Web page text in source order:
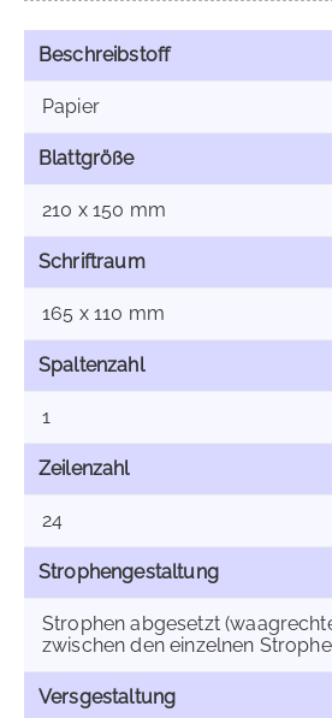
Beschreibstoff
Papier
Blattgröße
210 x 150 mm
Schriftraum
165 x 110 mm
Spaltenzahl
1
Zeilenzahl
24
Strophengestaltung
Strophen abgesetzt
zwischen den einzelnen
Versgestaltung